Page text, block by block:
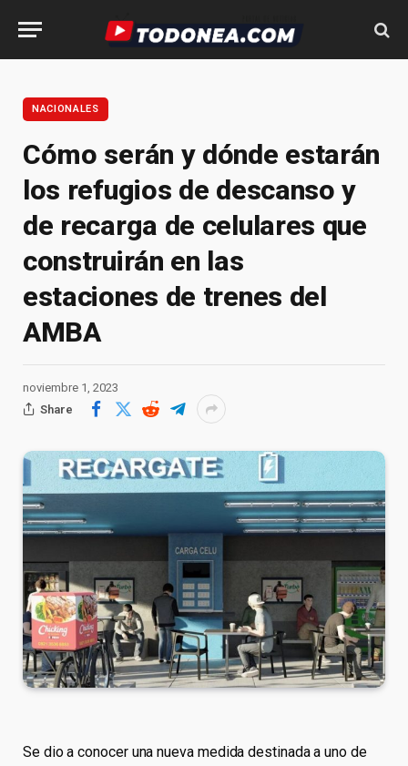
NACIONALES
Cómo serán y dónde estarán
los refugios de descanso y
de recarga de celulares que
construirán en las
estaciones de trenes del
AMBA
noviembre 1, 2023
Share
Se dio a conocer una nueva medida destinada a uno de